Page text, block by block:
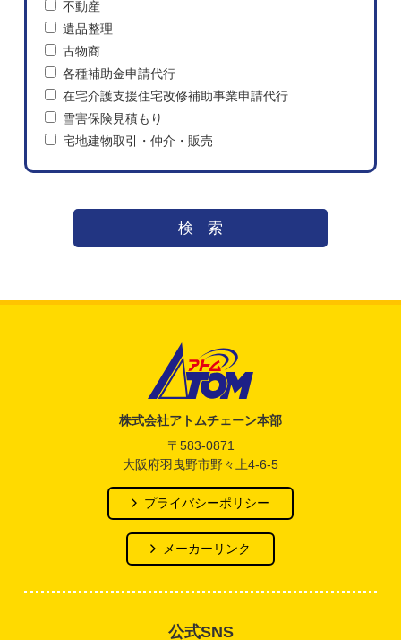
不動産
遺品整理
古物商
各種補助金申請代行
在宅介護支援住宅改修補助事業申請代行
雪害保険見積もり
宅地建物取引・仲介・販売
検索
株式会社アトムチェーン本部
〒583-0871
大阪府羽曳野市野々上4-6-5
プライバシーポリシー
メーカーリンク
公式SNS